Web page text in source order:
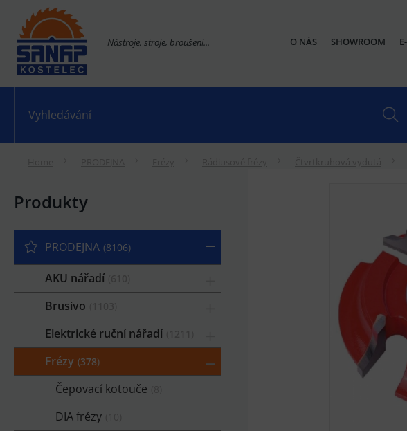
Nástroje, stroje, broušení... O NÁS SHOWROOM
Produkty
PRODEJNA 8106
AKU nářadí
Brusivo
Elektrické ruční nářadí
Frézy 378
Čepovací kotouče
DIA frézy